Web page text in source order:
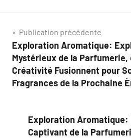
Navigation
de
l’article
Publication précédente
Exploration Aromatique:
Mystérieux de la
Créativité Fusionnent pour
Fragrances de la Prochaine
Exploration Aromatique:
Captivant de la